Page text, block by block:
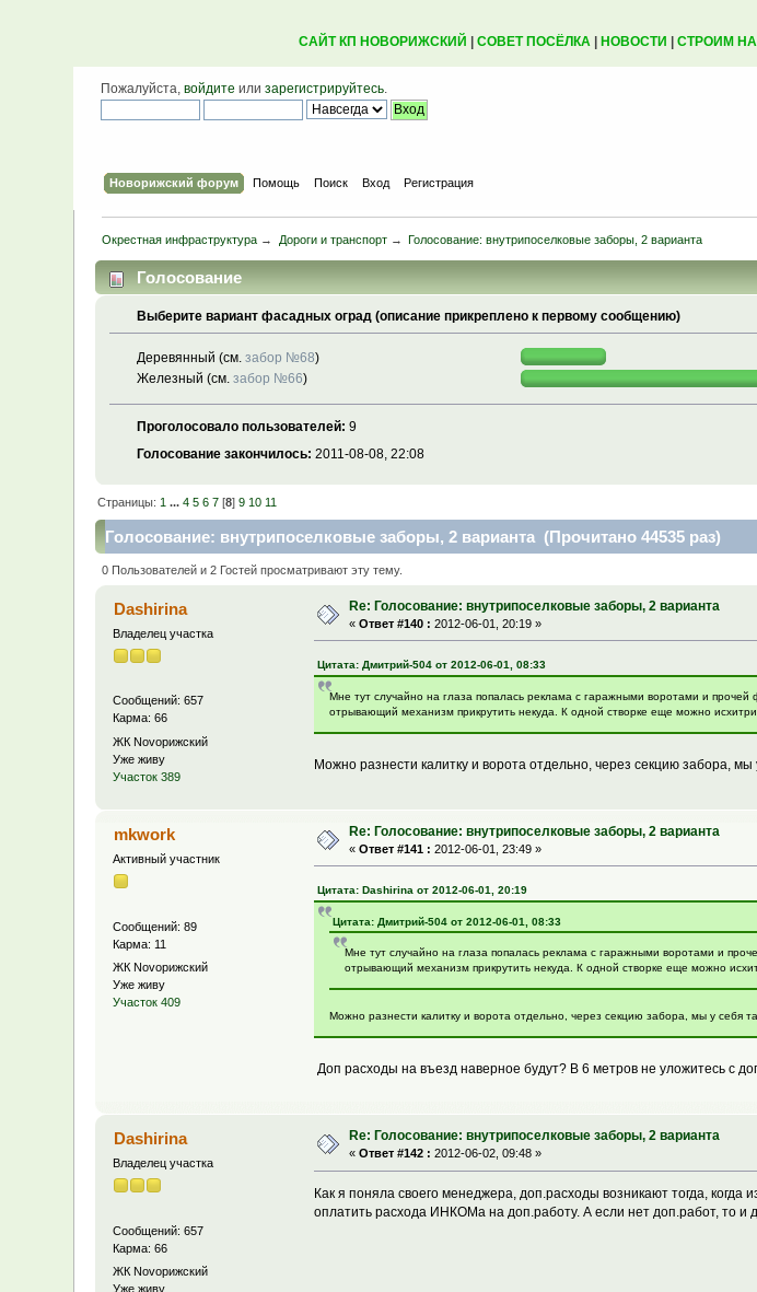
САЙТ КП НОВОРИЖСКИЙ СОВЕТ ПОСЁЛКА| НОВОСТИ СТРОИМ
Пожалуйста,войдите илизарегистрируйтесь.
Новорижский форум Помощь Поиск Вход Регистрация
Окрестная инфраструктура → Дороги и транспорт→ Голосование: внутрипоселковые заборы, 2 варианта
Голосование
Выберите вариант фасадных оград (описание прикреплено к первому сообщению)
Деревянный (см. забор №68)
Железный (см. забор №66)
Проголосовало пользователей: 9
Голосование закончилось: 2011-08-08, 22:08
Страницы:1 ...4 5 6 7 [8]9 10 11
Голосование: внутрипоселковые заборы, 2 варианта (Прочитано 44535 раз)
0 Пользователей и 2 Гостей просматривают эту тему.
Dashirina
Владелец участка
Сообщений: 657
Карма: 66
ЖК Novoрижский
Уже живу
Участок 389
Re: Голосование: внутрипоселковые заборы, 2 варианта
«Ответ #140 : 2012-06-01, 20:19 »
Цитата: Дмитрий-504 от 2012-06-01, 08:33
Мне тут случайно на глаза попалась реклама с гаражными воротами и
отрывающий механизм прикрутить некуда. К одной створке еще можно
Можно разнести калитку и ворота отдельно, через секцию забора, мы
mkwork
Активный участник
Сообщений: 89
Карма: 11
ЖК Novoрижский
Уже живу
Участок 409
Re: Голосование: внутрипоселковые заборы, 2 варианта
«Ответ #141 : 2012-06-01, 23:49 »
Цитата: Dashirina от 2012-06-01, 20:19
Цитата: Дмитрий-504 от 2012-06-01, 08:33
Мне тут случайно на глаза попалась реклама с гаражными воротами и
отрывающий механизм прикрутить некуда. К одной створке еще можно
Можно разнести калитку и ворота отдельно, через секцию забора, мы у себя
Доп расходы на въезд наверное будут? В 6 метров не уложитесь с
Dashirina
Владелец участка
Сообщений: 657
Карма: 66
ЖК Novoрижский
Уже живу
Re: Голосование: внутрипоселковые заборы, 2 варианта
«Ответ #142 : 2012-06-02, 09:48 »
Как я поняла своего менеджера, доп.расходы возникают тогда,
оплатить расхода ИНКОМа на доп.работу. А если нет доп.работ, то и